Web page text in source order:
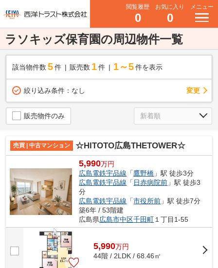
閲覧履歴
0
お気に入り
0
メニュー
ラソキッズ保育園の周辺物件一覧
該当物件数 5件 販売数 1 件 1～5 件を表示
絞り込み条件： なし 変更
販売物件のみ
売買 | 中古マンション ☆HITOTO広島THETOWER☆
5,990万円
広島電鉄宇品線 「鷹野橋 」駅 徒歩3分
広島電鉄宇品線 「 日赤病院前 」駅 徒歩3
分
広島電鉄宇品線 「市役所前 」駅 徒歩7分
築6年 / 53階建
広島県広島市中区千田町１丁目1-55
5,990万円
44階 / 2LDK / 68.46㎡